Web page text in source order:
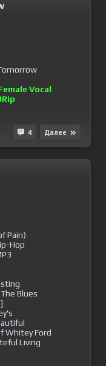
Vocal
4 Далее
Hop
Blues
Whitey Ford
Living